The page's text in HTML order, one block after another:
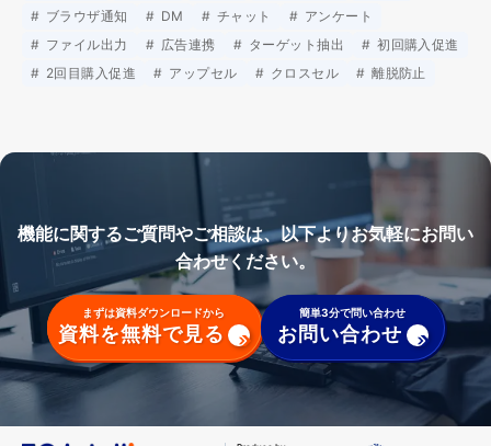
ブラウザ通知
DM チャット
アンケート
ファイル出力
広告連携 ターゲット抽出
初回購入促進
2回目購入促進
アップセル クロスセル 離脱防止
機能に関するご質問やご相談は、以下よりお気軽にお問い
合わせください。
まずは資料ダウンロードから
資料を無料で見る
簡単3分で問い合わせ
お問い合わせ